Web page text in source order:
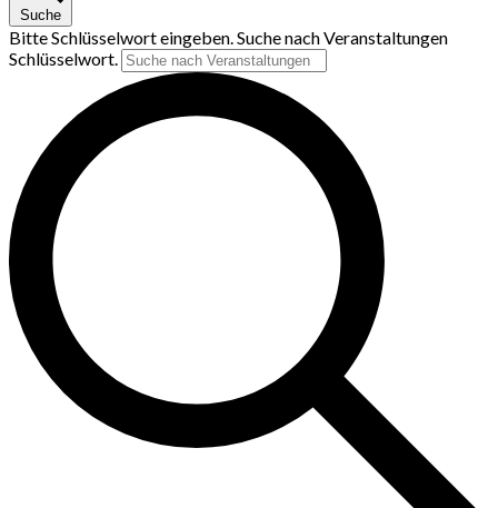
Suche
Bitte Schlüsselwort eingeben. Suche nach Veranstaltungen
Schlüsselwort.